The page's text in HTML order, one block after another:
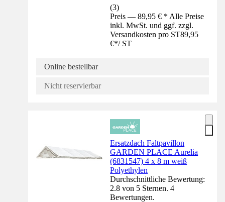
(3)
Preis — 89,95 € * Alle Preise
inkl. MwSt. und ggf. zzgl.
Versandkosten pro ST89,95
€*/ ST
Online bestellbar
Nicht reservierbar
Ersatzdach Faltpavillon
GARDEN PLACE Aurelia
(6831547) 4 x 8 m weiß
Polyethylen
Durchschnittliche Bewertung:
2.8 von 5 Sternen. 4
Bewertungen.